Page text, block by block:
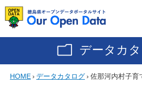
データカ
HOME› データカタログ› 佐那河内村子育